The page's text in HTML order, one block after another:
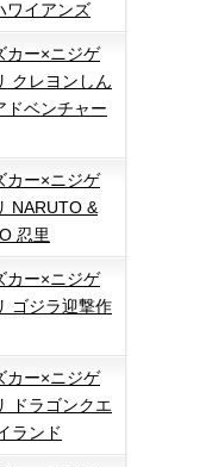
ワイアンズ
カー×ニジゲ
クレヨンしん
ドベンチャー
カー×ニジゲ
NARUTO &
忍里
カー×ニジゲ
ゴジラ迎撃作
カー×ニジゲ
ドラゴンクエ
ランド